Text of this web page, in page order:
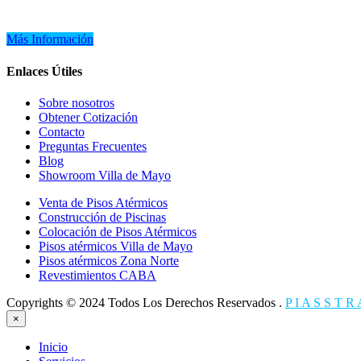
Más Información
Enlaces Útiles
Sobre nosotros
Obtener Cotización
Contacto
Preguntas Frecuentes
Blog
Showroom Villa de Mayo
Venta de Pisos Atérmicos
Construcción de Piscinas
Colocación de Pisos Atérmicos
Pisos atérmicos Villa de Mayo
Pisos atérmicos Zona Norte
Revestimientos CABA
Copyrights © 2024 Todos Los Derechos Reservados . P I A S S T R
×
Inicio